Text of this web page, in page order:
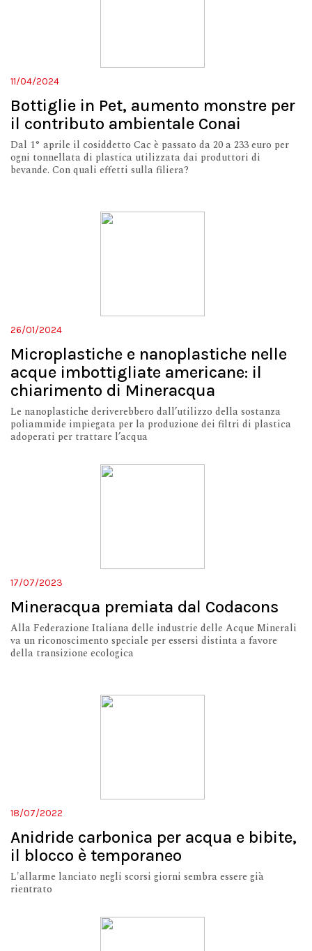
11/04/2024
Bottiglie in Pet, aumento monstre per
il contributo ambientale Conai
Dal 1° aprile il cosiddetto Cac è passato da 20 a 233 euro per
ogni tonnellata di plastica utilizzata dai produttori di
bevande. Con quali effetti sulla filiera?
26/01/2024
Microplastiche e nanoplastiche nelle
acque imbottigliate americane: il
chiarimento di Mineracqua
Le nanoplastiche deriverebbero dall’utilizzo della sostanza
poliammide impiegata per la produzione dei filtri di plastica
adoperati per trattare l’acqua
17/07/2023
Mineracqua premiata dal Codacons
Alla Federazione Italiana delle industrie delle Acque Minerali
va un riconoscimento speciale per essersi distinta a favore
della transizione ecologica
18/07/2022
Anidride carbonica per acqua e bibite,
il blocco è temporaneo
L'allarme lanciato negli scorsi giorni sembra essere già
rientrato